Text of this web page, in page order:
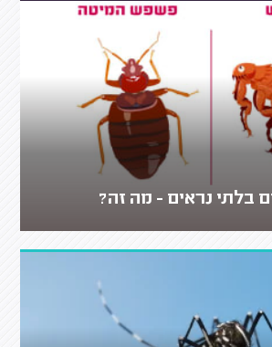
בלתי נראים - מה זה?